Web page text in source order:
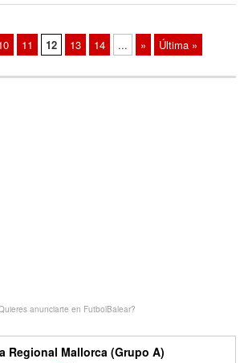
11 12 13 14 ... » Última »
anunciarte en FutbolBalear?
Regional Mallorca (Grupo A)